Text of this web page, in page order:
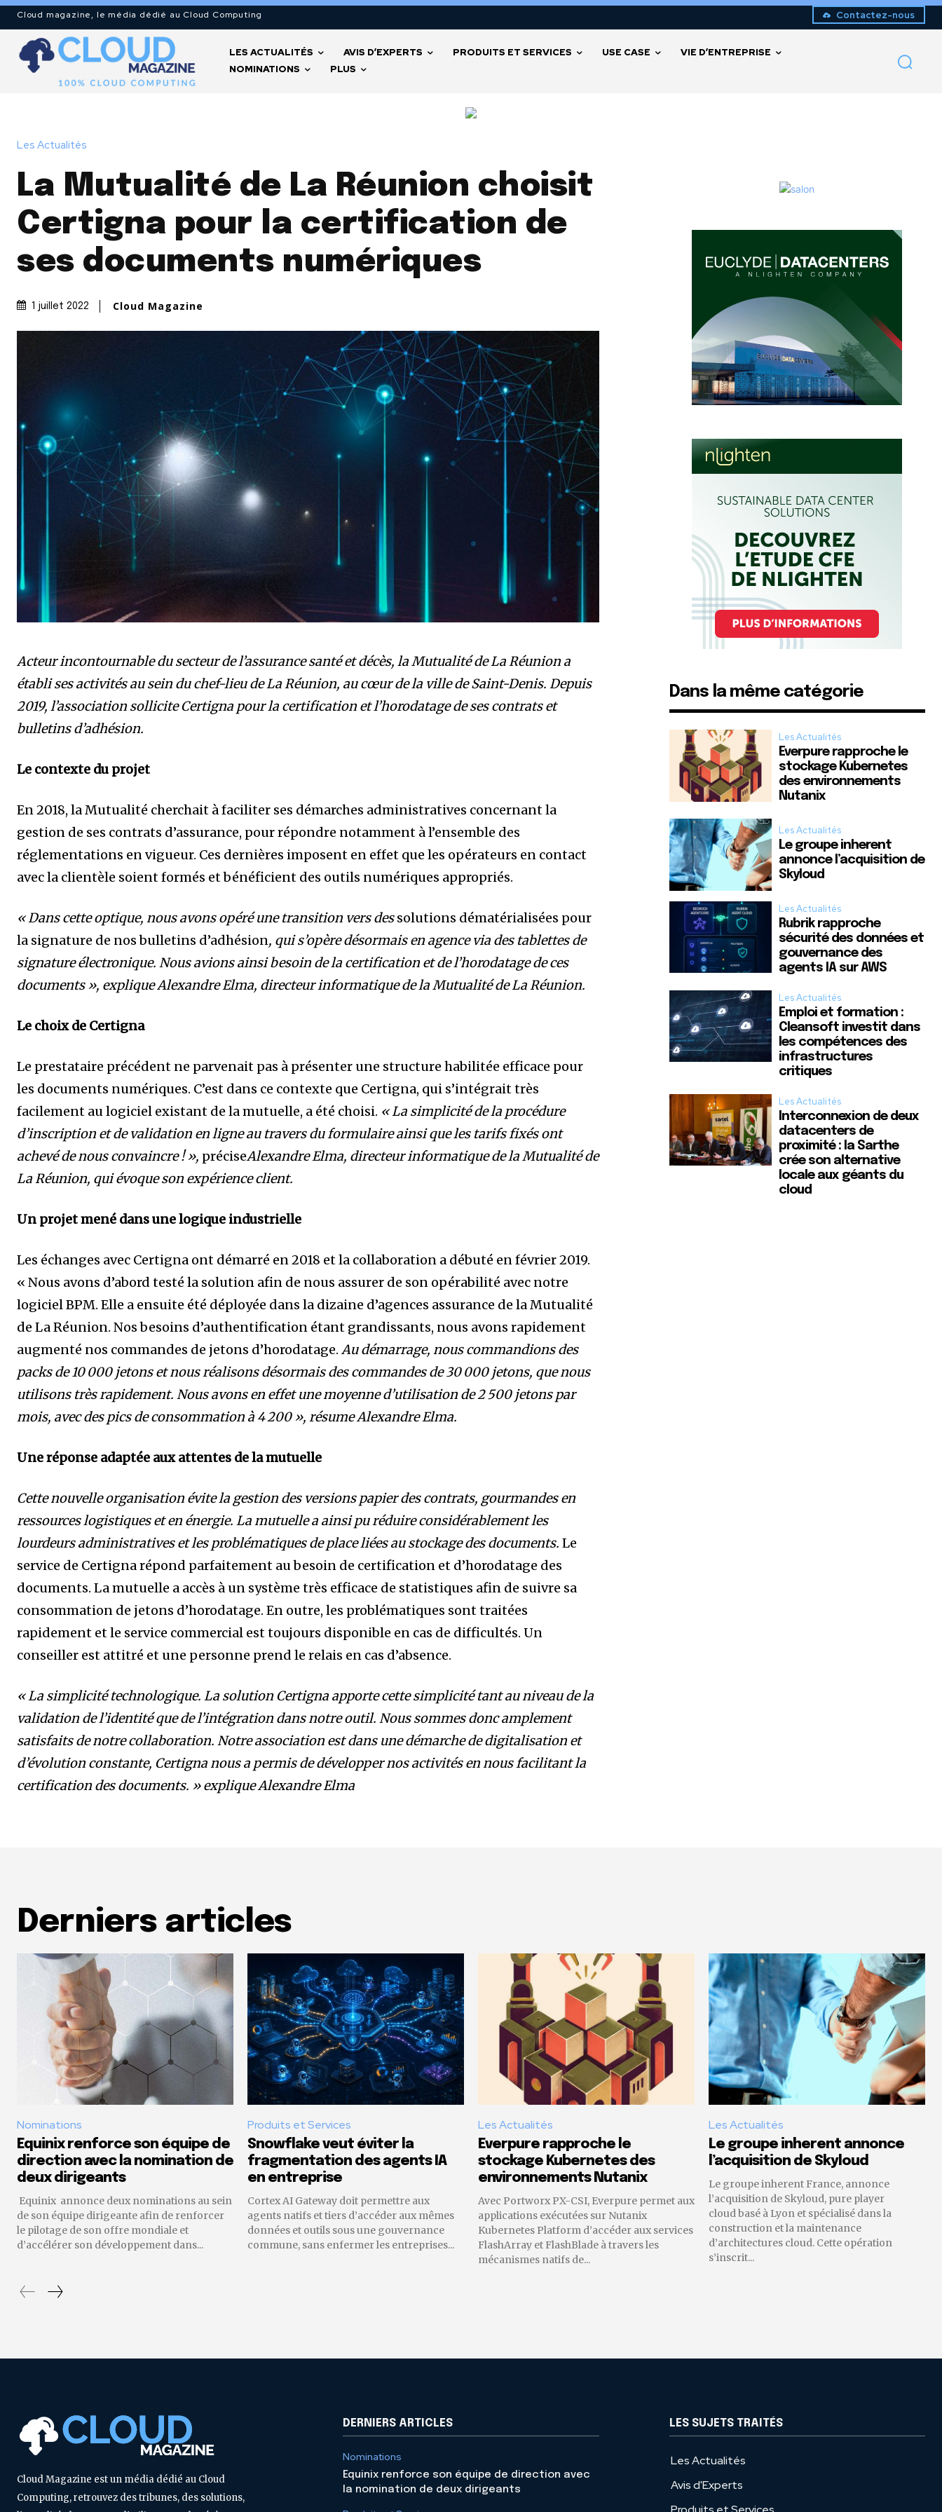
Cloud magazine, le média dédié au Cloud Computing Contactez-nous
LES ACTUALITÉS AVIS D’EXPERTS PRODUITS ET SERVICES USE CASE
VIE D’ENTREPRISE
NOMINATIONS
PLUS
Les Actualités
La Mutualité de La Réunion choisit
Certigna pour la certification de
ses documents numériques
1 juillet 2022 Cloud Magazine
Acteur incontournable du secteur de l’assurance santé et décès, la Mutualité de La Réunion a
établi ses activités au sein du chef-lieu de La Réunion, au cœur de la ville de Saint-Denis. Depuis
2019, l’association sollicite Certigna pour la certification et l’horodatage de ses contrats et
bulletins d’adhésion.
Le contexte du projet
En 2018, la Mutualité cherchait à faciliter ses démarches administratives concernant la
gestion de ses contrats d’assurance, pour répondre notamment à l’ensemble des
réglementations en vigueur. Ces dernières imposent en effet que les opérateurs en contact
avec la clientèle soient formés et bénéficient des outils numériques appropriés.
« Dans cette optique, nous avons opéré une transition vers dessolutions dématérialisées pour
la signature de nos bulletins d’adhésion, qui s’opère désormais en agence via des tablettes de
signature électronique. Nous avions ainsi besoin de la certification et de l’horodatage de ces
documents », explique Alexandre Elma, directeur informatique de la Mutualité de La Réunion.
Le choix de Certigna
Le prestataire précédent ne parvenait pas à présenter une structure habilitée efficace pour
les documents numériques. C’est dans ce contexte que Certigna, qui s’intégrait très
facilement au logiciel existant de la mutuelle, a été choisi. « La simplicité de la procédure
d’inscription et de validation en ligne au travers du formulaire ainsi que les tarifs fixés ont
achevé de nous convaincre ! », préciseAlexandre Elma, directeur informatique de la Mutualité de
La Réunion, qui évoque son expérience client.
Un projet mené dans une logique industrielle
Les échanges avec Certigna ont démarré en 2018 et la collaboration a débuté en février 2019.
« Nous avons d’abord testé la solution afin de nous assurer de son opérabilité avec notre
logiciel BPM. Elle a ensuite été déployée dans la dizaine d’agences assurance de la Mutualité
de La Réunion. Nos besoins d’authentification étant grandissants, nous avons rapidement
augmenté nos commandes de jetons d’horodatage. Au démarrage, nous commandions des
packs de 10 000 jetons et nous réalisons désormais des commandes de 30 000 jetons, que nous
utilisons très rapidement. Nous avons en effet une moyenne d’utilisation de 2 500 jetons par
mois, avec des pics de consommation à 4 200 », résume Alexandre Elma.
Une réponse adaptée aux attentes de la mutuelle
Cette nouvelle organisation évite la gestion des versions papier des contrats, gourmandes en
ressources logistiques et en énergie. La mutuelle a ainsi pu réduire considérablement les
lourdeurs administratives et les problématiques de place liées au stockage des documents. Le
service de Certigna répond parfaitement au besoin de certification et d’horodatage des
documents. La mutuelle a accès à un système très efficace de statistiques afin de suivre sa
consommation de jetons d’horodatage. En outre, les problématiques sont traitées
rapidement et le service commercial est toujours disponible en cas de difficultés. Un
conseiller est attitré et une personne prend le relais en cas d’absence.
« La simplicité technologique. La solution Certigna apporte cette simplicité tant au niveau de la
validation de l’identité que de l’intégration dans notre outil. Nous sommes donc amplement
satisfaits de notre collaboration. Notre association est dans une démarche de digitalisation et
d’évolution constante, Certigna nous a permis de développer nos activités en nous facilitant la
certification des documents. » explique Alexandre Elma
Dans la même catégorie
Les Actualités
Everpure rapproche le
stockage Kubernetes
des environnements
Nutanix
Les Actualités
Le groupe inherent
annonce l’acquisition de
Skyloud
Les Actualités
Rubrik rapproche
sécurité des données et
gouvernance des
agents IA sur AWS
Les Actualités
Emploi et formation :
Cleansoft investit dans
les compétences des
infrastructures
critiques
Les Actualités
Interconnexion de deux
datacenters de
proximité : la Sarthe
crée son alternative
locale aux géants du
cloud
Derniers articles
Nominations
Equinix renforce son équipe de
direction avec la nomination de
deux dirigeants
Equinix annonce deux nominations au sein
de son équipe dirigeante afin de renforcer
le pilotage de son offre mondiale et
d’accélérer son développement dans...
Produits et Services
Snowflake veut éviter la
fragmentation des agents IA
en entreprise
Cortex AI Gateway doit permettre aux
agents natifs et tiers d’accéder aux mêmes
données et outils sous une gouvernance
commune, sans enfermer les entreprises...
Les Actualités
Everpure rapproche le
stockage Kubernetes des
environnements Nutanix
Avec Portworx PX-CSI, Everpure permet aux
applications exécutées sur Nutanix
Kubernetes Platform d’accéder aux services
FlashArray et FlashBlade à travers les
mécanismes natifs de...
Les Actualités
Le groupe inherent annonce
l’acquisition de Skyloud
Le groupe inherent France, annonce
l’acquisition de Skyloud, pure player
cloud basé à Lyon et spécialisé dans la
construction et la maintenance
d’architectures cloud. Cette opération
s’inscrit...
Cloud Magazine est un média dédié au Cloud
Computing, retrouvez des tribunes, des solutions,
DERNIERS ARTICLES
Nominations
Equinix renforce son équipe de direction avec
la nomination de deux dirigeants
LES SUJETS TRAITÉS
Les Actualités
Avis d'Experts